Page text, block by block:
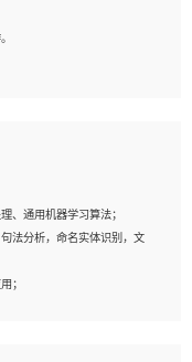
据库应用开发其中一种；
秀，熟悉编码规范和具备
、通用机器学习算法；
法分析，命名实体识别，文
；